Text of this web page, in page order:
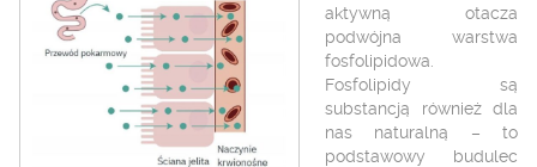
aktywną otacza
podwójna warstwa
fosfolipidowa.
Fosfolipidy są
substancją również dla
nas naturalną – to
podstawowy budulec